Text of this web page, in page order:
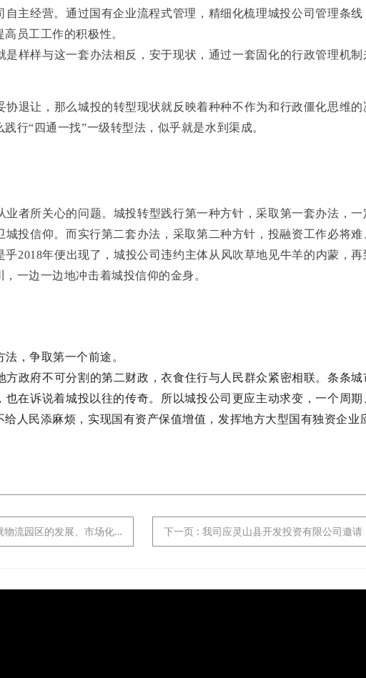
主经营。通过国有企业流程式管理，精细化梳理城投公司管理条
员工工作的积极性。
是样样与这一套办法相反，安于现状，通过一套固化的行政管理机
协退让，那么城投的转型现状就反映着种种不作为和行政僵化思维
行“四通一找”一级转型法，似乎就是水到渠成。
业者所关心的问题。城投转型践行第一种方针，采取第一套办法，
城投信仰。而实行第二套办法，采取第二种方针，投融资工作必将
乎2018年便出现了，城投公司违约主体从风吹草地见牛羊的内蒙，
一边一边地冲击着城投信仰的金身。
，争取第一个前途。
方政府不可分割的第二财政，衣食住行与人民群众紧密相联。条条
在诉说着城投以往的传奇。所以城投公司更应主动求变，一个周
人民添麻烦，实现国有资产保值增值，发挥地方大型国有独资企业
化转型、产业版块打造等进行交流探讨 下一页 : 我司应灵山县开发投资有限公司邀请，就当前国资改革、融资策略、债券化